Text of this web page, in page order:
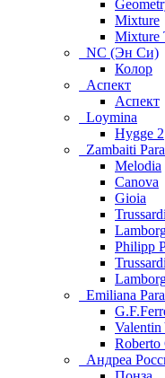
Mixture
Mixture
NC (Эн Си)
Колор
Аспект
Аспект
Loymina
Hygge 2
Zambaiti
Melodia
Canova
Gioia
Philipp
Emiliana
Valentin
Roberto
Андреа